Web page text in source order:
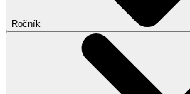
Ročník